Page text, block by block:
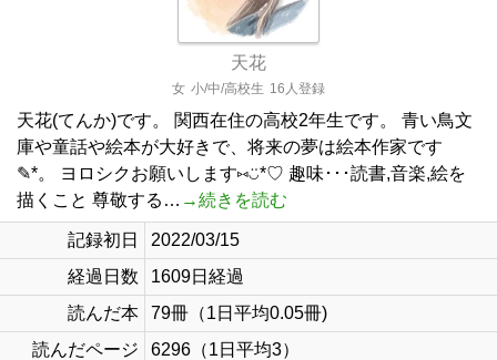
天花
女 小/中/高校生 16人登録
天花(てんか)です。 関西在住の高校2年生です。 青い鳥文
庫や童話や絵本が大好きで、将来の夢は絵本作家です
✎*。 ヨロシクお願いします⑅︎◡̈︎*♡ 趣味･･･読書,音楽,絵を
描くこと 尊敬する… →続きを読む
記録初日
2022/03/15
経過日数
1609日経過
読んだ本
79冊（1日平均0.05冊)
読んだページ
6296（1日平均3）